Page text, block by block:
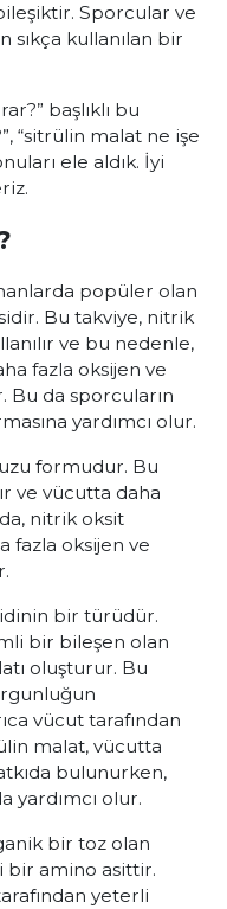
Sporcular ve
sıkça kullanılan bir
başlıklı bu
“sitrülin malat ne işe
ele aldık. İyi
popüler olan
Bu takviye, nitrik
ve bu nedenle,
fazla oksijen ve
Bu da sporcuların
yardımcı olur.
formudur. Bu
ve vücutta daha
nitrik oksit
fazla oksijen ve
bir türüdür.
bir bileşen olan
oluşturur. Bu
vücut tarafından
malat, vücutta
bulunurken,
yardımcı olur.
bir toz olan
bir amino asittir.
yeterli